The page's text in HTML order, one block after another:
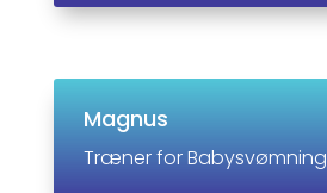
Magnus
Træner for Babysvømning